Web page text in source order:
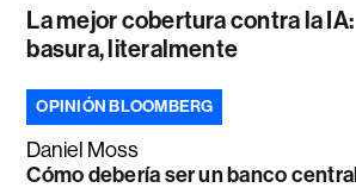
La mejor cobertura contra la IA:
basura, literalmente
OPINIÓN BLOOMBERG
Daniel Moss
Cómo debería ser un banco